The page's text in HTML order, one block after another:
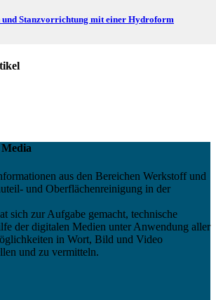
und Stanzvorrichtung mit einer Hydroform
aus den Bereichen Werkstoff und
und Oberflächenreinigung in der
sich zur Aufgabe gemacht, technische
der digitalen Medien unter Anwendung aller
in Wort, Bild und Video
und zu vermitteln.